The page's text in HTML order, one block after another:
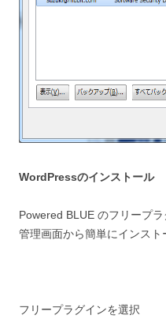
WordPressのインストール
Powered BLUE のフリープ
管理画面から簡単にインス
フリープラグインを選択